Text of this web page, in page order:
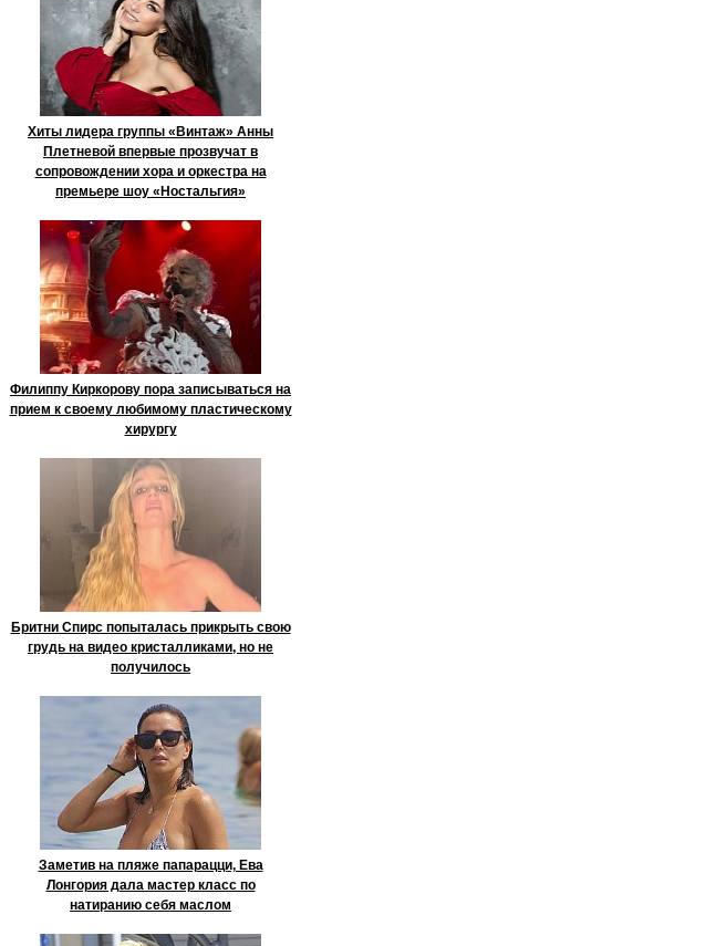
Хиты лидера группы «Винтаж» Анны
Плетневой впервые прозвучат в
сопровождении хора и оркестра на
премьере шоу «Ностальгия»
Филиппу Киркорову пора записываться на
прием к своему любимому пластическому
хирургу
Бритни Спирс попыталась прикрыть свою
грудь на видео кристалликами, но не
получилось
Заметив на пляже папарацци, Ева
Лонгория дала мастер класс по
натиранию себя маслом